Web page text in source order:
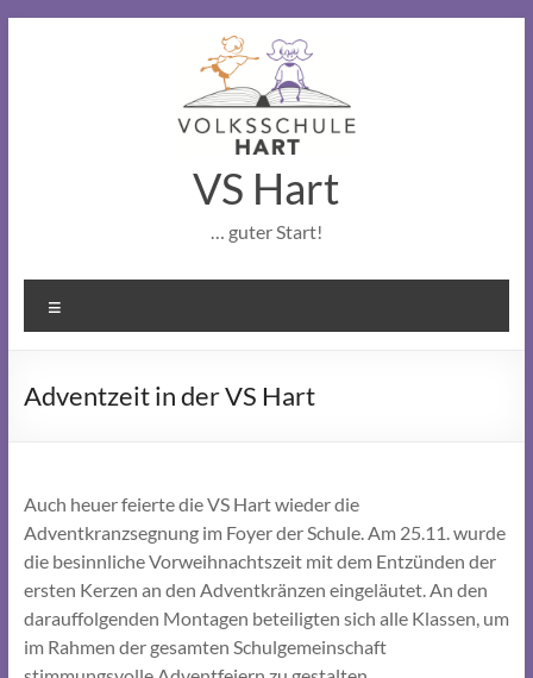
VS Hart
… guter Start!
Adventzeit in der VS Hart
Auch heuer feierte die VS Hart wieder die
Adventkranzsegnung im Foyer der Schule. Am 25.11. wurde
die besinnliche Vorweihnachtszeit mit dem Entzünden der
ersten Kerzen an den Adventkränzen eingeläutet. An den
darauffolgenden Montagen beteiligten sich alle Klassen, um
im Rahmen der gesamten Schulgemeinschaft